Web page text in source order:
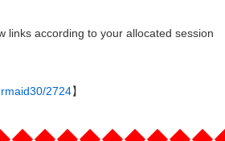
links according to your allocated session
2724】